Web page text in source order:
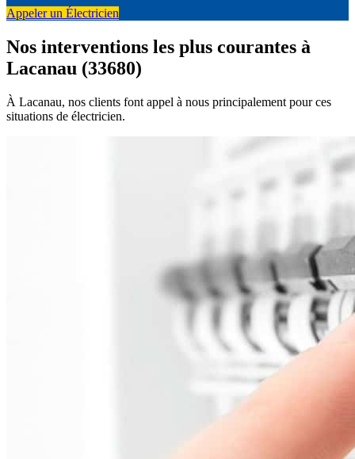
Appeler un Électricien
Nos interventions les plus courantes à
Lacanau (33680)
À Lacanau, nos clients font appel à nous principalement pour ces
situations de électricien.